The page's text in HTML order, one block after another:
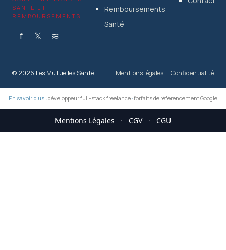
SANTÉ ET
REMBOURSEMENTS
f 𝕏 ≋
Remboursements
Santé
© 2026 Les Mutuelles Santé Mentions légales Confidentialité
En savoir plus : développeur full-stack freelance·forfaits de référencement Google
Mentions Légales · CGV · CGU